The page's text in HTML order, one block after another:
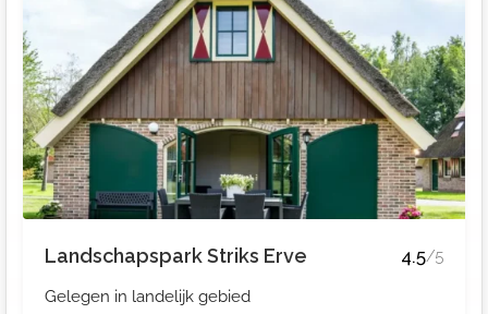
Landschapspark Striks Erve 4.5/5
Gelegen in landelijk gebied